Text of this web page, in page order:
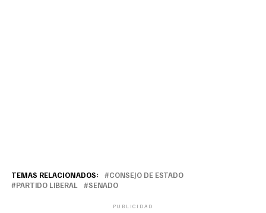
TEMAS RELACIONADOS:
CONSEJO DE ESTADO
PARTIDO LIBERAL
SENADO
PUBLICIDAD